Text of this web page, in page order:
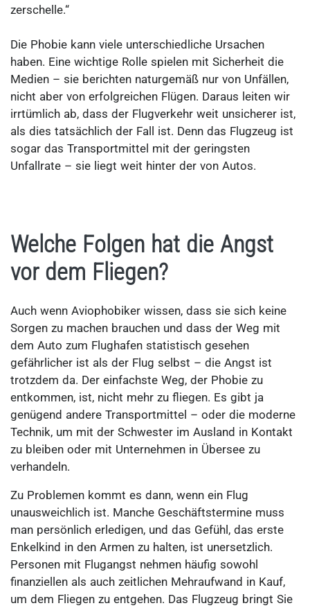
zerschelle.“
Die Phobie kann viele unterschiedliche Ursachen
haben. Eine wichtige Rolle spielen mit Sicherheit die
Medien – sie berichten naturgemäß nur von Unfällen,
nicht aber von erfolgreichen Flügen. Daraus leiten wir
irrtümlich ab, dass der Flugverkehr weit unsicherer ist,
als dies tatsächlich der Fall ist. Denn das Flugzeug ist
sogar das Transportmittel mit der geringsten
Unfallrate – sie liegt weit hinter der von Autos.
Welche Folgen hat die Angst
vor dem Fliegen?
Auch wenn Aviophobiker wissen, dass sie sich keine
Sorgen zu machen brauchen und dass der Weg mit
dem Auto zum Flughafen statistisch gesehen
gefährlicher ist als der Flug selbst – die Angst ist
trotzdem da. Der einfachste Weg, der Phobie zu
entkommen, ist, nicht mehr zu fliegen. Es gibt ja
genügend andere Transportmittel – oder die moderne
Technik, um mit der Schwester im Ausland in Kontakt
zu bleiben oder mit Unternehmen in Übersee zu
verhandeln.
Zu Problemen kommt es dann, wenn ein Flug
unausweichlich ist. Manche Geschäftstermine muss
man persönlich erledigen, und das Gefühl, das erste
Enkelkind in den Armen zu halten, ist unersetzlich.
Personen mit Flugangst nehmen häufig sowohl
finanziellen als auch zeitlichen Mehraufwand in Kauf,
um dem Fliegen zu entgehen. Das Flugzeug bringt Sie